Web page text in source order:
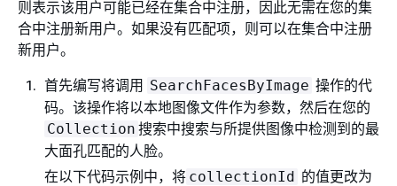
则表示该用户可能已经在集合中注册，因此无需在您的集
合中注册新用户。如果没有匹配项，则可以在集合中注册
新用户。
首先编写将调用 SearchFacesByImage 操作的代
码。该操作将以本地图像文件作为参数，然后在您的
Collection 搜索中搜索与所提供图像中检测到的最
大面孔匹配的人脸。
在以下代码示例中，将 collectionId 的值更改为